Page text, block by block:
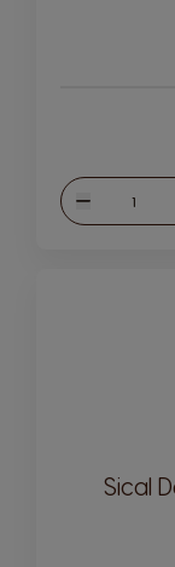
Reduzir
Sical